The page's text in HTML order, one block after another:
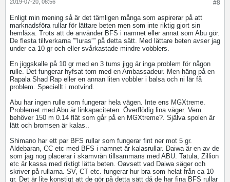
#8
2019-07-20, 08:56
Enligt min mening så är det tämligen många som aspirerar på att
marknadsföra rullar för lättare beten men som inte riktig gjort sin
hemläxa. Trots att de använder BFS i namnet eller annat som Abu gör.
De flesta tillverkarna ””luras”” på detta sätt. Med lättare beten avser jag
under ca 10 gr och eller svårkastade mindre vobblers.
En jiggskalle på 10 gr med en 3 tums jigg är inga problem för någon
rulle. Det fungerar hyfsat tom med en Ambassadeur. Men häng på en
Rapala Shad Rap eller en annan liten vobbler i balsa och ni lär få
problem. Speciellt i motvind.
Abu har ingen rulle som fungerar hela vägen. Inte ens MGXtreme.
Problemet med Abu är linkapaciteten. Överflödig lina väger. Vem
behöver 150 m 0.14 flät som går på en MGXtreme?. Själva spolen är
lätt och bromsen är kalas..
Shimano har ett par BFS rullar som fungerar fint ner mot 5 gr.
Aldebaran, CC etc med BFS i namnet är kalasrullar. Daiwa är en av de
som jag nog placerar i skamvrån tillsammans med ABU. Tatula, Zillion
etc är kassa med riktigt lätta beten. Oavsett vad Daiwa säger och
skriver på rullarna. SV, CT etc. fungerar hur bra som helat från ca 10
gr. Det är lite konstigt att de gör på detta sätt då de har fina BFS rullar